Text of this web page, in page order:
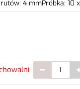
4 mmPróbka: 10